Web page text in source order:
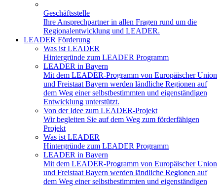
Geschäftsstelle
Ihre Ansprechpartner in allen Fragen rund um die
Regionalentwicklung und LEADER.
LEADER Förderung
Was ist LEADER
Hintergründe zum LEADER Programm
LEADER in Bayern
Mit dem LEADER-Programm von Europäischer Union
und Freistaat Bayern werden ländliche Regionen auf
dem Weg einer selbstbestimmten und eigenständigen
Entwicklung unterstützt.
Von der Idee zum LEADER-Projekt
Wir begleiten Sie auf dem Weg zum förderfähigen
Projekt
Was ist LEADER
Hintergründe zum LEADER Programm
LEADER in Bayern
Mit dem LEADER-Programm von Europäischer Union
und Freistaat Bayern werden ländliche Regionen auf
dem Weg einer selbstbestimmten und eigenständigen